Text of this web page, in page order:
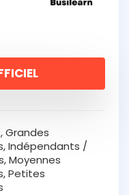
Grandes
Indépendants /
Moyennes
Petites